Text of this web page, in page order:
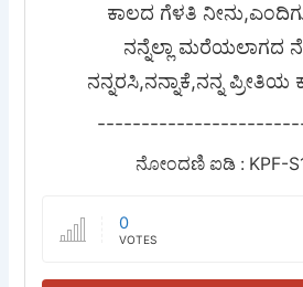
ಕಾಲದ ಗೆಳತಿ
ನನ್ನೆಲ್ಲಾ ಮರೆಯಲಾಗದ
ನನ್ನರಸಿ,ನನ್ನಾಕೆ,ನನ್ನ
ನೋಂದಣಿ ಐಡಿ : KPF-
0
VOTES